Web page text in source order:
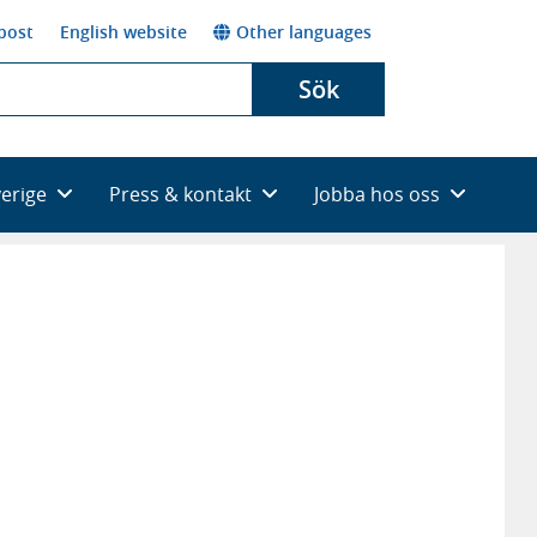
English website Other languages
Sök
Press & kontakt Jobba hos oss